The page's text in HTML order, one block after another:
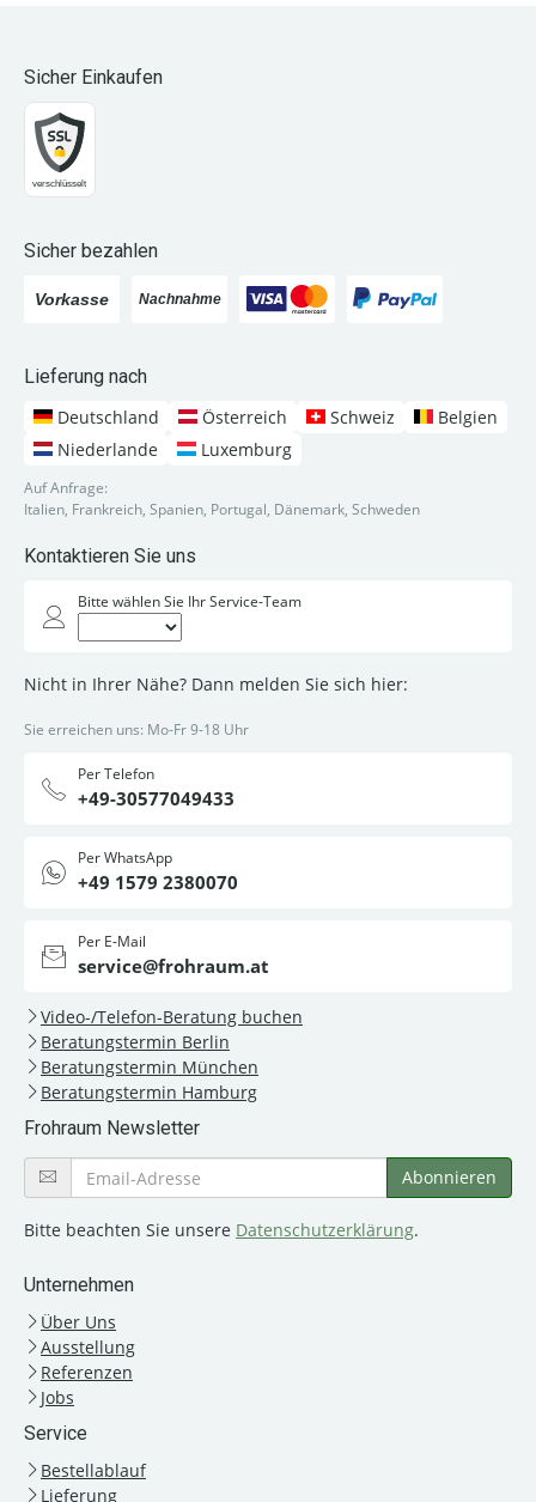
Sicher Einkaufen
Sicher bezahlen
Lieferung nach
Deutschland
Österreich Schweiz
Belgien
Niederlande
Luxemburg
Auf Anfrage:
Italien, Frankreich, Spanien, Portugal, Dänemark, Schweden
Kontaktieren Sie uns
Bitte wählen Sie Ihr Service-Team
Nicht in Ihrer Nähe? Dann melden Sie sich hier:
Sie erreichen uns: Mo-Fr 9-18 Uhr
Per Telefon
+49-30577049433
Per WhatsApp
+49 1579 2380070
Per E-Mail
service@frohraum.at
Video-/Telefon-Beratung buchen
Beratungstermin Berlin
Beratungstermin München
Beratungstermin Hamburg
Frohraum Newsletter
Bitte beachten Sie unsere Datenschutzerklärung.
Unternehmen
Über Uns
Ausstellung
Referenzen
Jobs
Service
Bestellablauf
Lieferung